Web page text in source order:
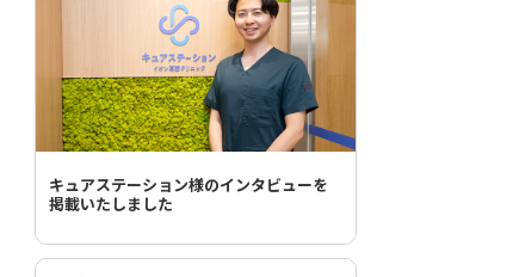
キュアステーション様のインタビューを
掲載いたしました